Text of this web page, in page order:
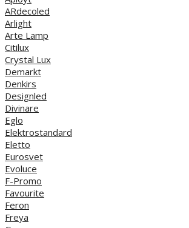
ARdecoled
Arlight
Arte Lamp
Citilux
Crystal Lux
Demarkt
Denkirs
Designled
Divinare
Eglo
Elektrostandard
Eletto
Eurosvet
Evoluce
F-Promo
Favourite
Feron
Freya